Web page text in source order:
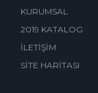
KURUMSAL
2019 KATALOG
İLETİŞİM
SİTE HARİTASI